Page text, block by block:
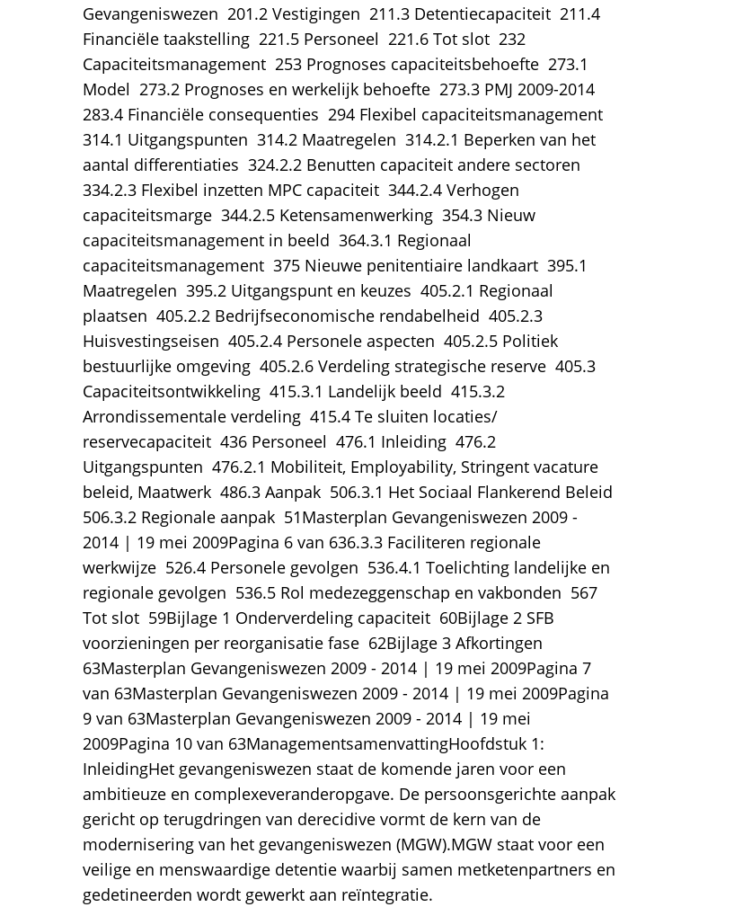
Gevangeniswezen  201.2 Vestigingen  211.3 Detentiecapaciteit  211.4
Financiële taakstelling  221.5 Personeel  221.6 Tot slot  232
Capaciteitsmanagement  253 Prognoses capaciteitsbehoefte  273.1
Model  273.2 Prognoses en werkelijk behoefte  273.3 PMJ 2009-2014 
283.4 Financiële consequenties  294 Flexibel capaciteitsmanagement 
314.1 Uitgangspunten  314.2 Maatregelen  314.2.1 Beperken van het
aantal differentiaties  324.2.2 Benutten capaciteit andere sectoren 
334.2.3 Flexibel inzetten MPC capaciteit  344.2.4 Verhogen
capaciteitsmarge  344.2.5 Ketensamenwerking  354.3 Nieuw
capaciteitsmanagement in beeld  364.3.1 Regionaal
capaciteitsmanagement  375 Nieuwe penitentiaire landkaart  395.1
Maatregelen  395.2 Uitgangspunt en keuzes  405.2.1 Regionaal
plaatsen  405.2.2 Bedrijfseconomische rendabelheid  405.2.3
Huisvestingseisen  405.2.4 Personele aspecten  405.2.5 Politiek
bestuurlijke omgeving  405.2.6 Verdeling strategische reserve  405.3
Capaciteitsontwikkeling  415.3.1 Landelijk beeld  415.3.2
Arrondissementale verdeling  415.4 Te sluiten locaties/
reservecapaciteit  436 Personeel  476.1 Inleiding  476.2
Uitgangspunten  476.2.1 Mobiliteit, Employability, Stringent vacature
beleid, Maatwerk  486.3 Aanpak  506.3.1 Het Sociaal Flankerend Beleid 
506.3.2 Regionale aanpak  51Masterplan Gevangeniswezen 2009 -
2014 | 19 mei 2009Pagina 6 van 636.3.3 Faciliteren regionale
werkwijze  526.4 Personele gevolgen  536.4.1 Toelichting landelijke en
regionale gevolgen  536.5 Rol medezeggenschap en vakbonden  567
Tot slot  59Bijlage 1 Onderverdeling capaciteit  60Bijlage 2 SFB
voorzieningen per reorganisatie fase  62Bijlage 3 Afkortingen 
63Masterplan Gevangeniswezen 2009 - 2014 | 19 mei 2009Pagina 7
van 63Masterplan Gevangeniswezen 2009 - 2014 | 19 mei 2009Pagina
9 van 63Masterplan Gevangeniswezen 2009 - 2014 | 19 mei
2009Pagina 10 van 63ManagementsamenvattingHoofdstuk 1:
InleidingHet gevangeniswezen staat de komende jaren voor een
ambitieuze en complexeveranderopgave. De persoonsgerichte aanpak
gericht op terugdringen van derecidive vormt de kern van de
modernisering van het gevangeniswezen (MGW).MGW staat voor een
veilige en menswaardige detentie waarbij samen metketenpartners en
gedetineerden wordt gewerkt aan reïntegratie.